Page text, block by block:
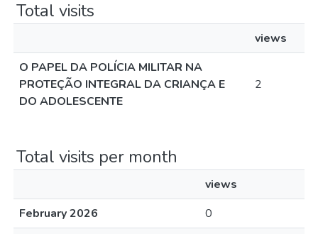
Total visits
views
O PAPEL DA POLÍCIA MILITAR NA
PROTEÇÃO INTEGRAL DA CRIANÇA E
DO ADOLESCENTE
2
Total visits per month
views
February 2026
0